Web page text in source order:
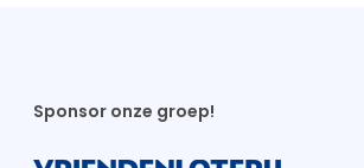
Sponsor onze groep!